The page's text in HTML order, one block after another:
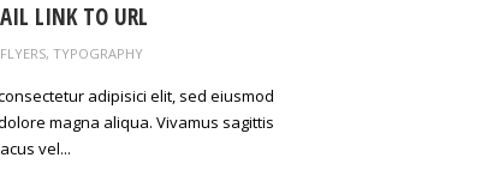
LINK TO URL
FLYERS, TYPOGRAPHY
adipisici elit, sed eiusmod
magna aliqua. Vivamus sagittis
vel...